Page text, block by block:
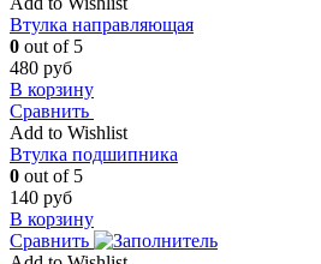
Втулка направляющая
0 out of 5
480 руб
В корзину
Сравнить
Add to Wishlist
Втулка подшипника
0 out of 5
140 руб
В корзину
Сравнить